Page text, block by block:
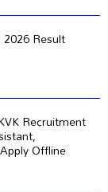
Result
Recruitment
Offline